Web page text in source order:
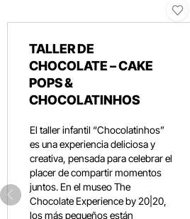
TALLER DE
CHOCOLATE – CAKE
POPS &
CHOCOLATINHOS
El taller infantil “Chocolatinhos”
es una experiencia deliciosa y
creativa, pensada para celebrar el
placer de compartir momentos
juntos. En el museo The
Chocolate Experience by 20|20,
los más pequeños están